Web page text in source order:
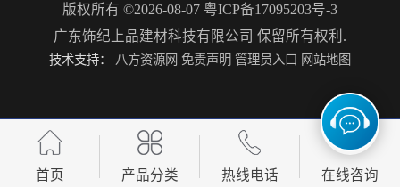
惠州grc生产厂家 grc欧式构件 20年行业经验 grc水泥构件 湛江grc墙板生产商 生产安装一条龙
版权所有 ©2026-08-07 粤ICP备17095203号-3
广东饰纪上品建材科技有限公司 保留所有权利.
技术支持： 八方资源网 免责声明 管理员入口 网站地图
首页 产品分类 热线电话 在线咨询